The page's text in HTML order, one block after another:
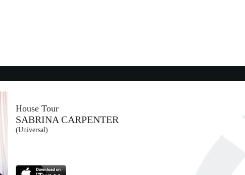
KEITA
20:53:23
House Tour
SABRINA CARPENTER
(Universal)